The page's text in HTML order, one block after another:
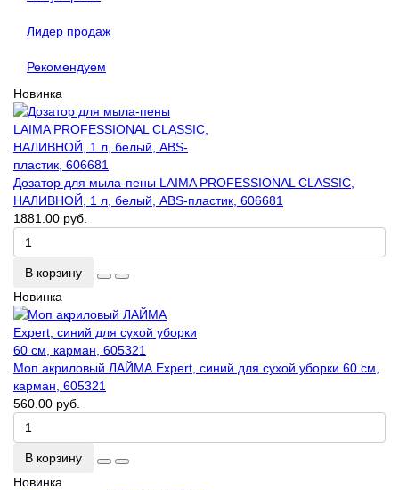
Лидер продаж
Рекомендуем
Новинка
Дозатор для мыла-пены LAIMA PROFESSIONAL CLASSIC,
НАЛИВНОЙ, 1 л, белый, ABS-пластик, 606681
1881.00 руб.
В корзину
Новинка
Моп акриловый ЛАЙМА Expert, синий для сухой уборки 60 см,
карман, 605321
560.00 руб.
В корзину
Новинка